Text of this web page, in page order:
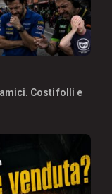
Costi folli e